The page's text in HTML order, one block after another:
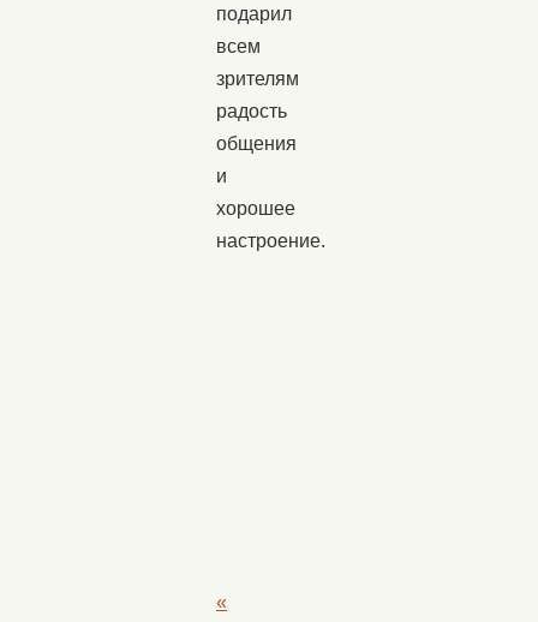
подарил
всем
зрителям
радость
общения
и
хорошее
настроение.
«